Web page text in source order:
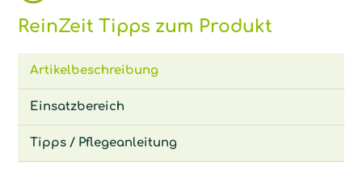
ReinZeit Tipps zum Produkt
Artikelbeschreibung
Einsatzbereich
Tipps / Pflegeanleitung